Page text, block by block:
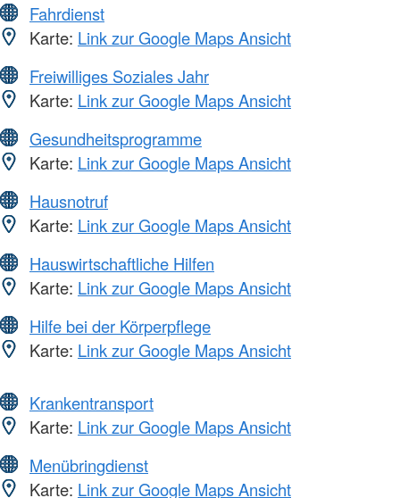
Fahrdienst
Karte: Link zur Google Maps Ansicht
Freiwilliges Soziales Jahr
Karte: Link zur Google Maps Ansicht
Gesundheitsprogramme
Karte: Link zur Google Maps Ansicht
Hausnotruf
Karte: Link zur Google Maps Ansicht
Hauswirtschaftliche Hilfen
Karte: Link zur Google Maps Ansicht
Hilfe bei der Körperpflege
Karte: Link zur Google Maps Ansicht
Krankentransport
Karte: Link zur Google Maps Ansicht
Menübringdienst
Karte: Link zur Google Maps Ansicht